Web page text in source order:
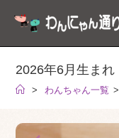
2026年6月生まれ
> わんちゃん一覧 >